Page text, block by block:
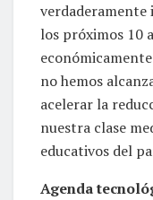
verdaderamente
los próximos 10
no hemos
acelerar la
nuestra clase
educativos del
Agenda